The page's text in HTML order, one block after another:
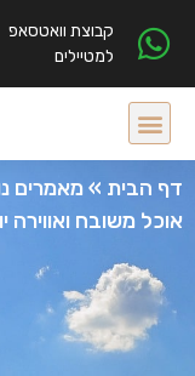
קבוצת וואטסאפ
למטיילים
דף הבית »מאמרים
אוכל משובח ואווירה